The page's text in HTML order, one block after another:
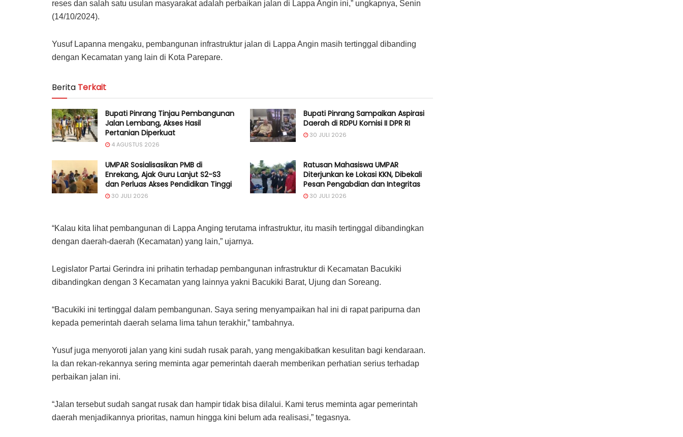
reses dan salah satu usulan masyarakat adalah perbaikan jalan di Lappa Angin ini,” ungkapnya, Senin
(14/10/2024).
Yusuf Lapanna mengaku, pembangunan infrastruktur jalan di Lappa Angin masih tertinggal dibanding
dengan Kecamatan yang lain di Kota Parepare.
Berita Terkait
Bupati Pinrang Tinjau Pembangunan
Jalan Lembang, Akses Hasil
Pertanian Diperkuat
4 AGUSTUS 2026
Bupati Pinrang Sampaikan Aspirasi
Daerah di RDPU Komisi II DPR RI
30 JULI 2026
UMPAR Sosialisasikan PMB di
Enrekang, Ajak Guru Lanjut S2-S3
dan Perluas Akses Pendidikan Tinggi
30 JULI 2026
Ratusan Mahasiswa UMPAR
Diterjunkan ke Lokasi KKN, Dibekali
Pesan Pengabdian dan Integritas
30 JULI 2026
“Kalau kita lihat pembangunan di Lappa Anging terutama infrastruktur, itu masih tertinggal dibandingkan
dengan daerah-daerah (Kecamatan) yang lain,” ujarnya.
Legislator Partai Gerindra ini prihatin terhadap pembangunan infrastruktur di Kecamatan Bacukiki
dibandingkan dengan 3 Kecamatan yang lainnya yakni Bacukiki Barat, Ujung dan Soreang.
“Bacukiki ini tertinggal dalam pembangunan. Saya sering menyampaikan hal ini di rapat paripurna dan
kepada pemerintah daerah selama lima tahun terakhir,” tambahnya.
Yusuf juga menyoroti jalan yang kini sudah rusak parah, yang mengakibatkan kesulitan bagi kendaraan.
Ia dan rekan-rekannya sering meminta agar pemerintah daerah memberikan perhatian serius terhadap
perbaikan jalan ini.
“Jalan tersebut sudah sangat rusak dan hampir tidak bisa dilalui. Kami terus meminta agar pemerintah
daerah menjadikannya prioritas, namun hingga kini belum ada realisasi,” tegasnya.